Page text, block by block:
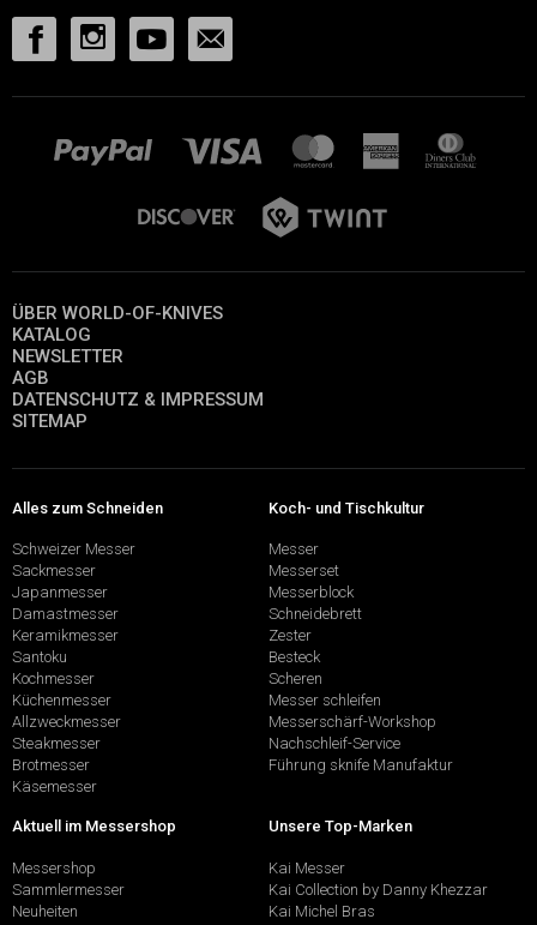
ÜBER WORLD-OF-KNIVES
KATALOG
NEWSLETTER
AGB
DATENSCHUTZ & IMPRESSUM
SITEMAP
Alles zum Schneiden
Schweizer Messer
Sackmesser
Japanmesser
Damastmesser
Keramikmesser
Santoku
Kochmesser
Küchenmesser
Allzweckmesser
Steakmesser
Brotmesser
Käsemesser
Koch- und Tischkultur
Messer
Messerset
Messerblock
Schneidebrett
Zester
Besteck
Scheren
Messer schleifen
Messerschärf-Workshop
Nachschleif-Service
Führung sknife Manufaktur
Aktuell im Messershop
Messershop
Sammlermesser
Neuheiten
Unsere Top-Marken
Kai Messer
Kai Collection by Danny Khezzar
Kai Michel Bras